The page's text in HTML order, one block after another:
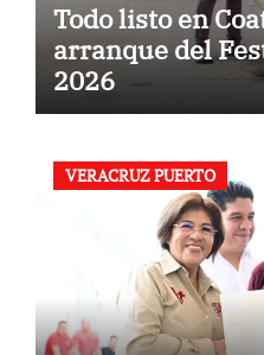
Todo listo en
arranque del
2026
VERACRUZ PUERTO